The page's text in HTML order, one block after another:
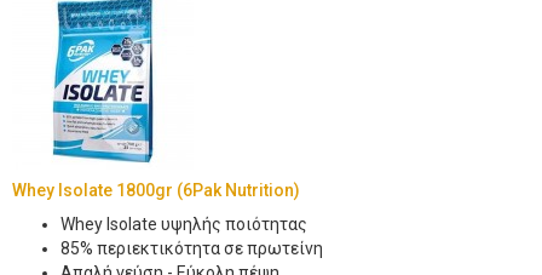
Whey Isolate 1800gr (6Pak Nutrition)
Whey Isolate υψηλής ποιότητας
85% περιεκτικότητα σε πρωτείνη